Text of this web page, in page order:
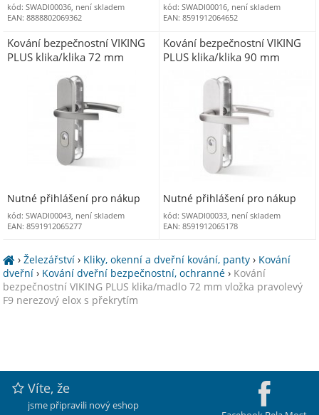
kód: SWADI00036, není skladem
EAN: 8888802069362
kód: SWADI00016, není skladem
EAN: 8591912064652
Kování bezpečnostní VIKING
PLUS klika/klika 72 mm
Nutné přihlášení pro nákup
kód: SWADI00043, není skladem
EAN: 8591912065277
Kování bezpečnostní VIKING
PLUS klika/klika 90 mm
překrytím
Nutné přihlášení pro nákup
kód: SWADI00033, není skladem
EAN: 8591912065178
›Železářství › Kliky, okenní a dveřní kování, panty › Kování
dveřní › Kování dveřní bezpečnostní, ochranné › Kování
bezpečnostní VIKING PLUS klika/madlo 72 mm vložka pravolevý
F9 nerezový elox s překrytím
Víte, že
jsme připravili nový eshop